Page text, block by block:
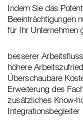
Indem Sie das
Beeinträchtigungen
für Ihr Unternehmen
besserer Arbeitsfluss
höhere
Überschaubare
Erweiterung des
zusätzliches Know-
Integrationsbegleiter